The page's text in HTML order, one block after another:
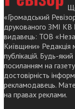
«Громадський
друкованого ЗМІ
видавець: ТОВ
Київщини» Редакція
публікацій. Будь-
посиланням на
достовірність
рекламодавець.
на правах реклами.